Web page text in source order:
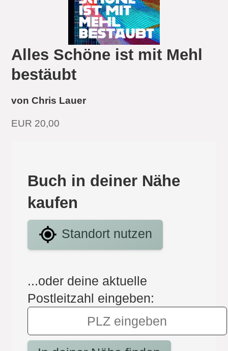
Alles Schöne ist mit Mehl
bestäubt
von Chris Lauer
EUR 20,00
Buch in deiner Nähe
kaufen
Standort nutzen
...oder deine aktuelle
Postleitzahl eingeben: